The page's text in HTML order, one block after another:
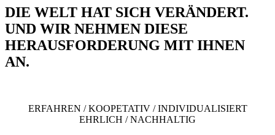
DIE WELT HAT SICH VERÄNDERT.
UND WIR NEHMEN DIESE
HERAUSFORDERUNG MIT IHNEN
AN.
ERFAHREN / KOOPETATIV / INDIVIDUALISIERT
EHRLICH / NACHHALTIG